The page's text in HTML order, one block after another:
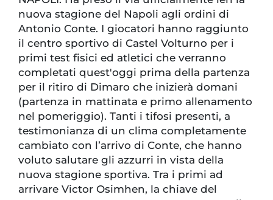
nuova stagione del Napoli agli ordini di
Antonio Conte. I giocatori hanno raggiunto
il centro sportivo di Castel Volturno per i
primi test fisici ed atletici che verranno
completati quest'oggi prima della partenza
per il ritiro di Dimaro che inizierà domani
(partenza in mattinata e primo allenamento
nel pomeriggio). Tanti i tifosi presenti, a
testimonianza di un clima completamente
cambiato con l’arrivo di Conte, che hanno
voluto salutare gli azzurri in vista della
nuova stagione sportiva. Tra i primi ad
arrivare Victor Osimhen, la chiave del